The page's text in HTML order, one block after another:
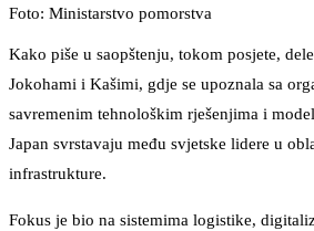
Foto: Ministarstvo pomorstva
Kako piše u saopštenju, tokom posjete,
Jokohami i Kašimi, gdje se upoznala sa
savremenim tehnološkim rješenjima i
Japan svrstavaju među svjetske lidere u
infrastrukture.
Fokus je bio na sistemima logistike,